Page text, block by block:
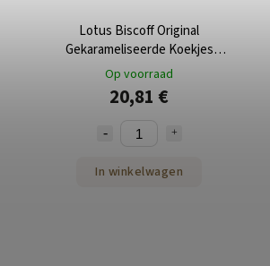
Lotus Biscoff Original
Gekarameliseerde Koekjes
300x6.25g
Op voorraad
20,81 €
In winkelwagen